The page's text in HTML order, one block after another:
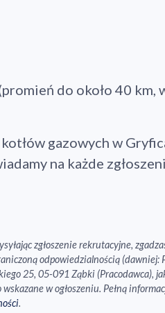
do około 40 km,
gazowych w
na każde
zgłoszenie rekrutacyjne,
odpowiedzialnością (dawniej:
25, 05-091 Ząbki (Pracodawca),
w ogłoszeniu. Pełną
.